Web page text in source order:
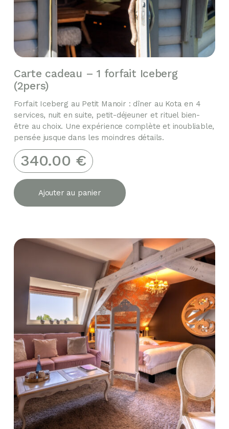
Carte cadeau – 1 forfait Iceberg
(2pers)
Forfait Iceberg au Petit Manoir : dîner au Kota en 4
services, nuit en suite, petit-déjeuner et rituel bien-
être au choix. Une expérience complète et inoubliable,
pensée jusque dans les moindres détails.
340.00 €
Ajouter au panier